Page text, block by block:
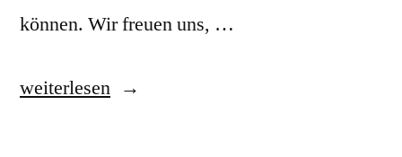
können. Wir freuen uns, …
„Physiotherapie
weiterlesen